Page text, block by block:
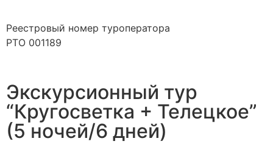
Реестровый номер туроператора
РТО 001189
Экскурсионный тур
“Кругосветка + Телецкое”
(5 ночей/6 дней)